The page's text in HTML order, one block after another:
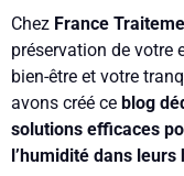
Chez France
préservation de votre
bien-être et votre
avons créé ce blog
solutions efficaces
l’humidité dans leurs